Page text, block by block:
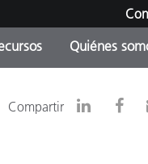
Quiénes
Compartir